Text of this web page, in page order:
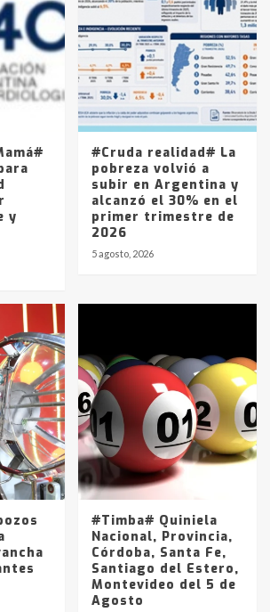
de Trenque Lauquen
precios de los combustibles en
desde YPF hasta Axion
857 a 1338 pesos
y
#Cruda realidad# La
pobreza volvió a
subir en Argentina y
alcanzó el 30% en el
primer trimestre de
2026
5 agosto, 2026
#Timba# Quiniela
Nacional, Provincia,
Córdoba, Santa Fe,
Santiago del Estero,
Montevideo del 5 de
Agosto